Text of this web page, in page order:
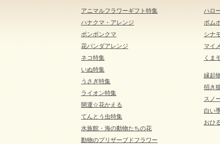
アニマルフラワーギフト特集
ハナクマ・アレンジ
ポンポンクマ
花パンダアレンジ
ネコ特集
いぬ特集
うさぎ特集
ライオン特集
開運☆花かえる
てんとう虫特集
水族館・海の動物たちの花
動物のプリザーブドフラワー
ハロ
ポム
シナ
マイ
くま
縁起
招き
スノ
白い
おひ